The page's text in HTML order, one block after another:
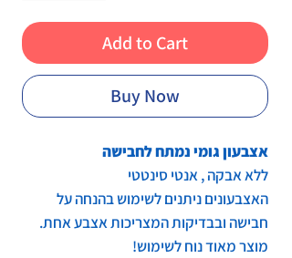
Add to Cart
Buy Now
אצבעון גומי נמתח לחבישה
ללא אבקה , אנטי סינטטי
האצבעונים ניתנים לשימוש בהנחה על
חבישה ובבדיקות המצריכות אצבע אחת.
מוצר מאוד נוח לשימוש!